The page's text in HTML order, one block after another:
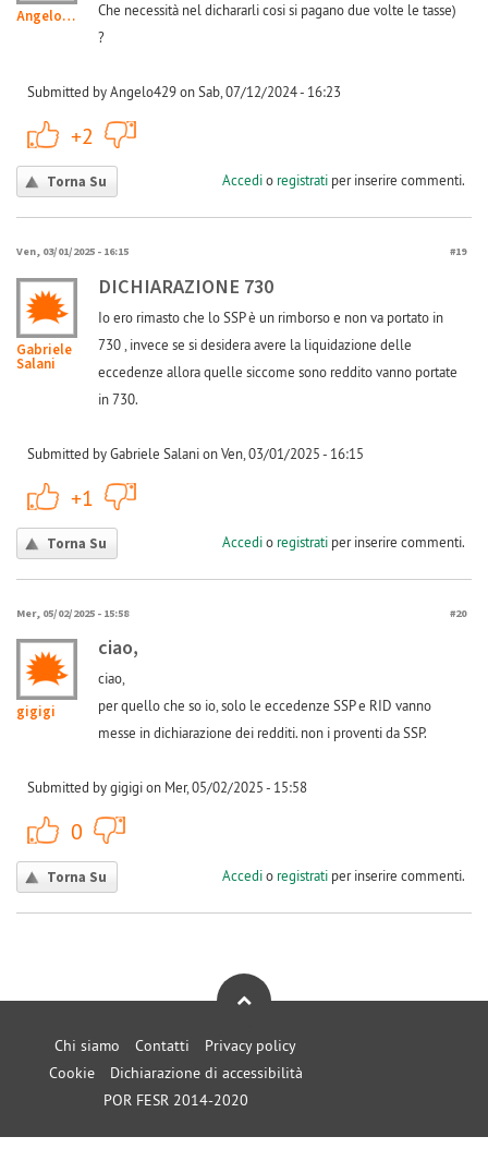
Angelo429
Che necessità nel dichararli cosi si pagano due volte le tasse)
?
Submitted by Angelo429 on Sab, 07/12/2024 - 16:23
+2
Torna Su Accedio registratiper inserire commenti.
Ven, 03/01/2025 - 16:15 #19
Gabriele
Salani
DICHIARAZIONE 730
Io ero rimasto che lo SSP è un rimborso e non va portato in
730 , invece se si desidera avere la liquidazione delle
eccedenze allora quelle siccome sono reddito vanno portate
in 730.
Submitted by Gabriele Salani on Ven, 03/01/2025 - 16:15
+1
Torna Su Accedio registratiper inserire commenti.
Mer, 05/02/2025 - 15:58 #20
gigigi
ciao,
ciao,
per quello che so io, solo le eccedenze SSP e RID vanno
messe in dichiarazione dei redditi. non i proventi da SSP.
Submitted by gigigi on Mer, 05/02/2025 - 15:58
0
Torna Su Accedio registratiper inserire commenti.
Chi siamo Contatti
Privacy policy
Cookie
Dichiarazione di accessibilità
POR FESR 2014-2020